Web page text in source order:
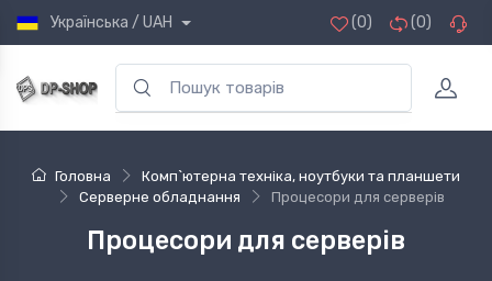
Українська / UAH (0) (0)
Головна
Комп`ютерна техніка, ноутбуки та планшети
Серверне обладнання
Процесори для серверів
Процесори для серверів